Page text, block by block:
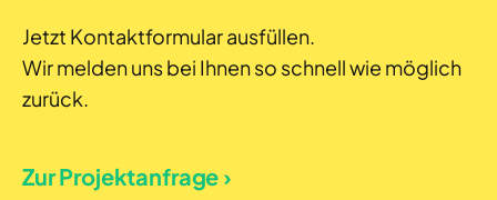
Jetzt Kontaktformular ausfüllen.
Wir melden uns bei Ihnen so schnell wie möglich
zurück.
Zur Projektanfrage ›